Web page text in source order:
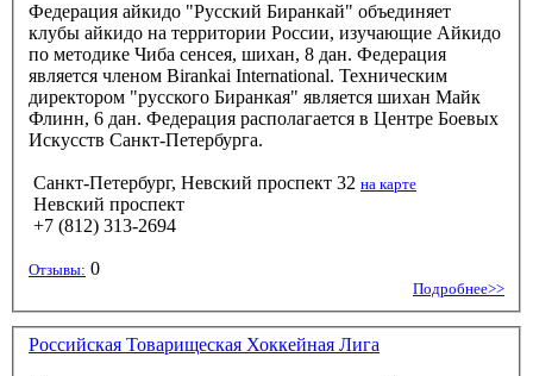
Федерация айкидо "Русский Биранкай" объединяет
клубы айкидо на территории России, изучающие Айкидо
по методике Чиба сенсея, шихан, 8 дан. Федерация
является членом Birankai International. Техническим
директором "русского Биранкая" является шихан Майк
Флинн, 6 дан. Федерация располагается в Центре Боевых
Искусств Санкт-Петербурга.
Санкт-Петербург, Невский проспект 32 на карте
Невский проспект
+7 (812) 313-2694
Отзывы: 0
Подробнее>>
Российская Товарищеская Хоккейная Лига